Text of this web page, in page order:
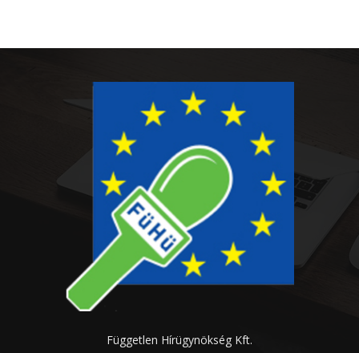
Független Hírügynökség Kft.